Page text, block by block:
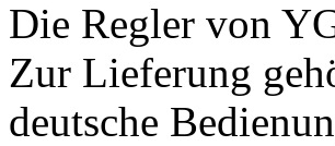
Die Regler von
Zur Lieferung
deutsche